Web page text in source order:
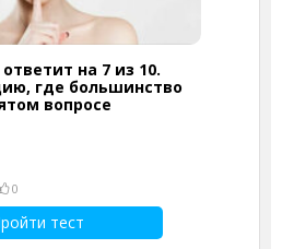
на 7 из 10.
где большинство
вопросе
0
тест